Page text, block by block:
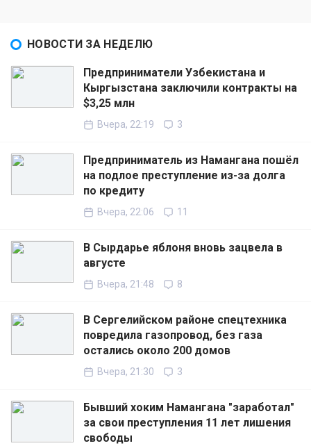
НОВОСТИ ЗА НЕДЕЛЮ
Предприниматели Узбекистана и
Кыргызстана заключили контракты на
$3,25 млн
Вчера, 22:19 3
Предприниматель из Намангана пошёл
на подлое преступление из-за долга
по кредиту
Вчера, 22:06 11
В Сырдарье яблоня вновь зацвела в
августе
Вчера, 21:48 8
В Сергелийском районе спецтехника
повредила газопровод, без газа
остались около 200 домов
Вчера, 21:30 3
Бывший хоким Намангана "заработал"
за свои преступления 11 лет лишения
свободы